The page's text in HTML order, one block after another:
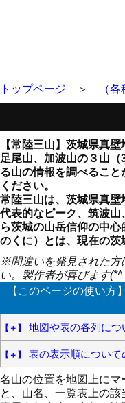
トップページ ＞ （
【常陸三山】茨城県真
足尾山、加波山の３山
る山の情報を調べるこ
ください。
常陸三山は、茨城県真
代表的なピーク、筑波
ら茨城の山岳信仰の中
のくに）とは、現在の茨
※間違いを発見された方
い。製作者が喜びます
【このページの使い方】
地図や表の各列につ
表の表示順について
名山の位置を地図上に
と、山名、一覧表上の